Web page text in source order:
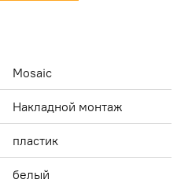
Mosaic
Накладной монтаж
пластик
белый